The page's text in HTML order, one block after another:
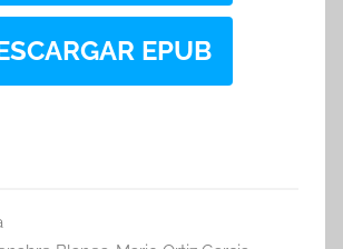
EPUB